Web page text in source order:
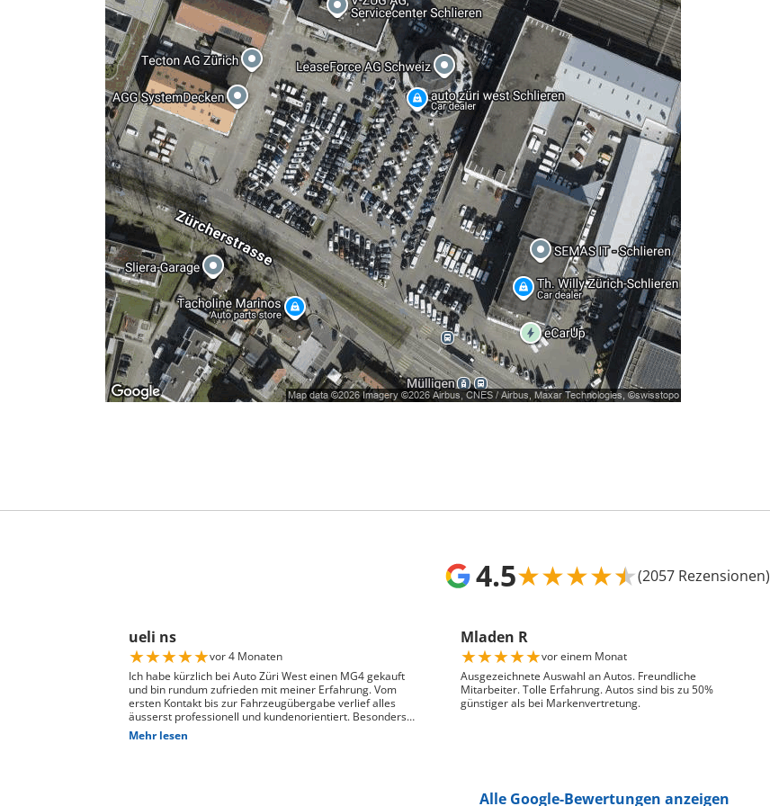
4.5★★★★★(2057 Rezensionen)
ueli ns
★★★★★vor 4 Monaten
Ich habe kürzlich bei Auto Züri West einen MG4 gekauft
und bin rundum zufrieden mit meiner Erfahrung. Vom
ersten Kontakt bis zur Fahrzeugübergabe verlief alles
äusserst professionell und kundenorientiert. Besonders
hervorheben möchte ich die hervorragende Beratung
durch Herrn David Panic. Er hat sich viel Zeit genommen,
Mehr lesen
Mladen R
★★★★★vor einem Monat
Ausgezeichnete Auswahl an Autos. Freundliche
Mitarbeiter. Tolle Erfahrung. Autos sind bis zu 50%
günstiger als bei Markenvertretung.
Alle Google-Bewertungen anzeigen